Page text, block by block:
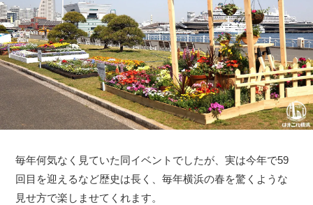
毎年何気なく見ていた同イベントでしたが、実は今年で59
回目を迎えるなど歴史は長く、毎年横浜の春を驚くような
見せ方で楽しませてくれます。